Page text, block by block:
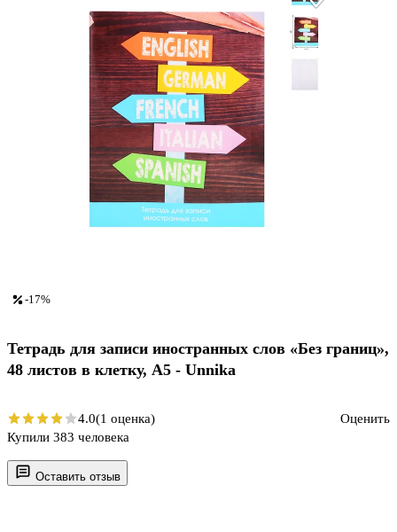
Оставить отзыв
-17%
Тетрадь для записи иностранных слов «Без границ»,
48 листов в клетку, А5 - Unnika
4.0(1 оценка)
Оценить
Купили 383 человека